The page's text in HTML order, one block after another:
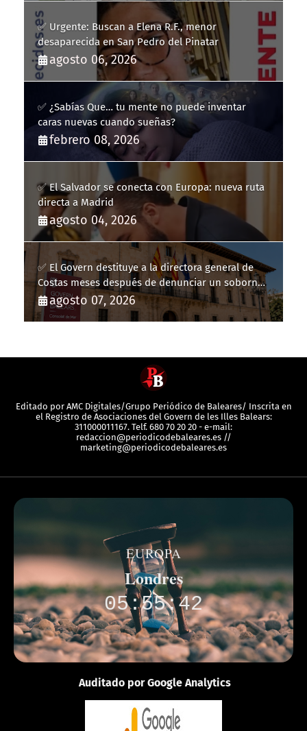
✅ Urgente: Buscan a Elena R.F., menor
desaparecida en San Pedro del Pinatar
agosto 06, 2026
✅ ¿Sabías Que… tu mente no puede inventar
caras nuevas cuando sueñas?
febrero 08, 2026
✅ El Salvador se conecta con Europa: nueva ruta
directa a Madrid
agosto 04, 2026
✅ El Govern destituye a la directora general de
Costas meses después de denunciar un soborno
con 20.000 euros
agosto 07, 2026
Editado por AMC Digitales/Grupo Periódico de Baleares/ Inscrita en
el Registro de Asociaciones del Govern de les Illes Balears:
311000011167. Telf. 680 70 20 20 - e-mail:
redaccion@periodicodebaleares.es //
marketing@periodicodebaleares.es
EUROPA
Londres
05:55:42
Auditado por Google Analytics